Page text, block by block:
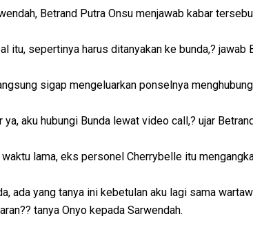
Betrand Putra Onsu menjawab kabar
itu, sepertinya harus ditanyakan ke bunda,? jawab
sigap mengeluarkan ponselnya
ya, aku hubungi Bunda lewat video call,? ujar
waktu lama, eks personel Cherrybelle itu
ada yang tanya ini kebetulan aku lagi sama
tanya Onyo kepada Sarwendah.